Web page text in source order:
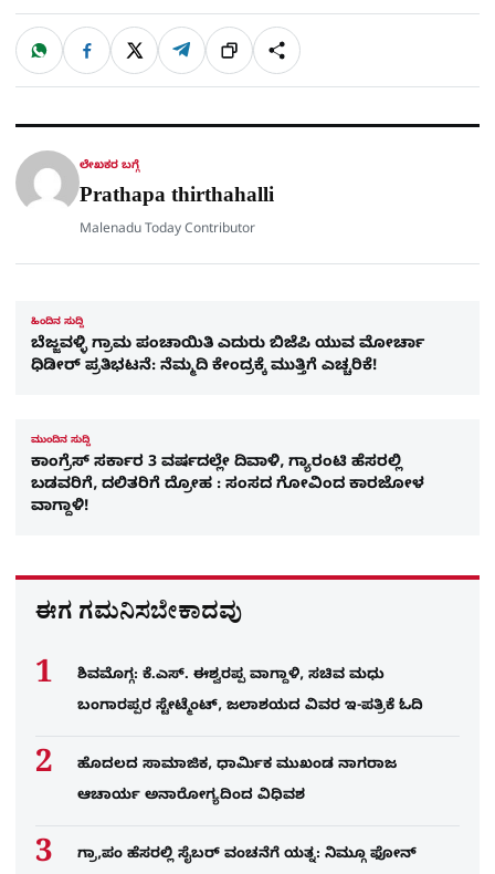
ಹಂಚಿಕೊಳ್ಳಿ
W
a
t
p
p
F
c
e
o
k
X T
l
e
a
m
ಲಿಂ
ಕ್
S
h
a
ಲೇಖಕರ ಬಗ್ಗೆ
Prathapa thirthahalli
Malenadu Today Contributor
ಹಿಂದಿನ ಸುದ್ದಿ
ಬೆಜ್ಜವಳ್ಳಿ ಗ್ರಾಮ ಪಂಚಾಯಿತಿ ಎದುರು ಬಿಜೆಪಿ ಯುವ ಮೋರ್ಚಾ
ಧಿಡೀರ್ ಪ್ರತಿಭಟನೆ: ನೆಮ್ಮದಿ ಕೇಂದ್ರಕ್ಕೆ ಮುತ್ತಿಗೆ ಎಚ್ಚರಿಕೆ!
ಮುಂದಿನ ಸುದ್ದಿ
ಕಾಂಗ್ರೆಸ್ ಸರ್ಕಾರ 3 ವರ್ಷದಲ್ಲೇ ದಿವಾಳಿ, ಗ್ಯಾರಂಟಿ ಹೆಸರಲ್ಲಿ
ಬಡವರಿಗೆ, ದಲಿತರಿಗೆ ದ್ರೋಹ : ಸಂಸದ ಗೋವಿಂದ ಕಾರಜೋಳ
ವಾಗ್ದಾಳಿ!
ಈಗ ಗಮನಿಸಬೇಕಾದವು
ಶಿವಮೊಗ್ಗ: ಕೆ.ಎಸ್. ಈಶ್ವರಪ್ಪ ವಾಗ್ದಾಳಿ, ಸಚಿವ ಮಧು
ಬಂಗಾರಪ್ಪರ ಸ್ಟೇಟ್ಮೆಂಟ್, ಜಲಾಶಯದ ವಿವರ ಇ-ಪತ್ರಿಕೆ ಓದಿ
ಹೊದಲದ ಸಾಮಾಜಿಕ, ಧಾರ್ಮಿಕ ಮುಖಂಡ ನಾಗರಾಜ
ಆಚಾರ್ಯ ಅನಾರೋಗ್ಯದಿಂದ ವಿಧಿವಶ
ಗ್ರಾ,ಪಂ ಹೆಸರಲ್ಲಿ ಸೈಬ‌ರ್ ವಂಚನೆಗೆ ಯತ್ನ: ನಿಮ್ಗೂ ಫೋನ್​